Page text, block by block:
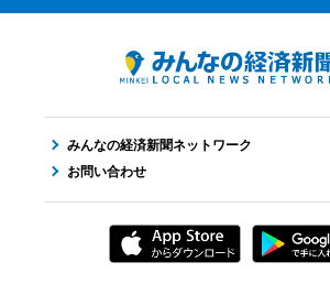
みんなの経済新聞ネットワーク
お問い合わせ